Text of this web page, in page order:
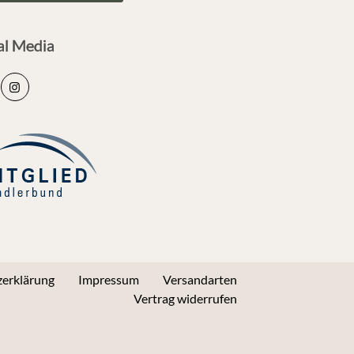
Media
Impressum
Versandarten
Vertrag widerrufen